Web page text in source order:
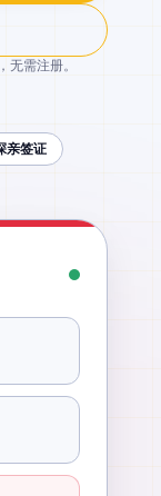
需注册。
亲签证